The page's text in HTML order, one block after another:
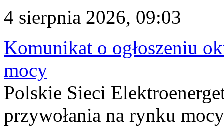
4 sierpnia 2026, 09:03
Komunikat o ogłoszeniu
mocy
Polskie Sieci
przywołania na rynku